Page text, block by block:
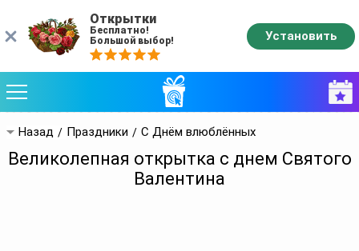
Назад Праздники С Днём влюблённых
Великолепная открытка с днем Святого
Валентина
Открытки
Бесплатно!
Большой выбор!
Установить